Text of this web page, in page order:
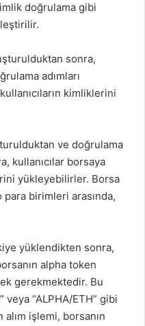
doğrulama gibi
sonra,
adımları
kimliklerini
ve doğrulama
kullanıcılar borsaya
yükleyebilirler. Borsa
birimleri arasında,
yüklendikten sonra,
alpha token
gerekmektedir. Bu
veya “ALPHA/ETH” gibi
alım işlemi, borsanın